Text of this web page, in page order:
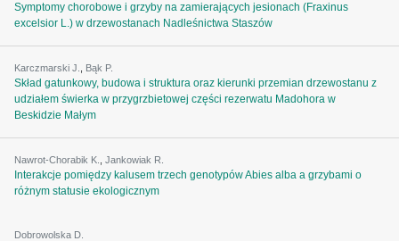
Symptomy chorobowe i grzyby na zamierających jesionach (Fraxinus
excelsior L.) w drzewostanach Nadleśnictwa Staszów
Karczmarski J. Bąk P.
Skład gatunkowy, budowa i struktura oraz kierunki przemian drzewostanu z
udziałem świerka w przygrzbietowej części rezerwatu Madohora w
Beskidzie Małym
Nawrot-Chorabik K. Jankowiak R.
Interakcje pomiędzy kalusem trzech genotypów Abies alba a grzybami o
różnym statusie ekologicznym
Dobrowolska D.